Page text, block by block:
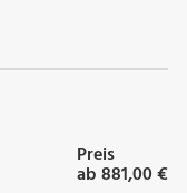
Preis
ab 881,00 €